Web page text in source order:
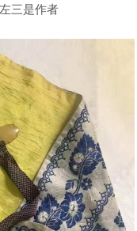
三是作者